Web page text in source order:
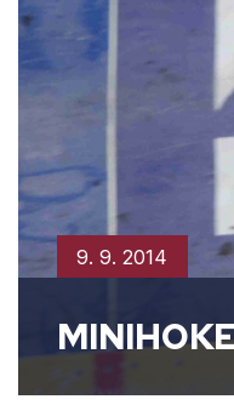
9. 9. 2014